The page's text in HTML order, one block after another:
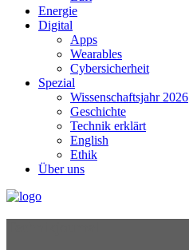
Energie
Digital
Apps
Wearables
Cybersicherheit
Spezial
Wissenschaftsjahr 2026
Geschichte
Technik erklärt
English
Ethik
Über uns